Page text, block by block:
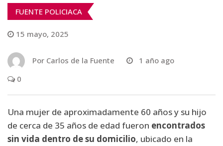
FUENTE POLICIACA
15 mayo, 2025
Por Carlos de la Fuente
1 año ago
0
Una mujer de aproximadamente 60 años y su hijo
de cerca de 35 años de edad fueron encontrados
sin vida dentro de su domicilio, ubicado en la